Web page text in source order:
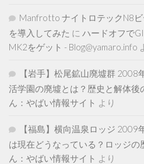
Manfrotto ナイトロテックN8
を導入してみた に ハードオフで
MK2をゲット - Blog@yamaro.info
【岩手】松尾鉱山廃墟群 2008
活学園の廃墟とは？歴史と解体後
ん：やばい情報サイト より
【福島】横向温泉ロッジ 2009
は現在どうなっている？ロッジの
ん：やばい情報サイト より